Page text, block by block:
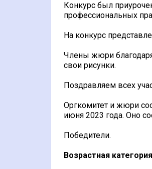
Конкурс был
профессиональных
На конкурс
Члены жюри
свои рисунки.
Поздравляем всех
Оргкомитет и жюри
июня 2023 года. Оно
Победители.
Возрастная